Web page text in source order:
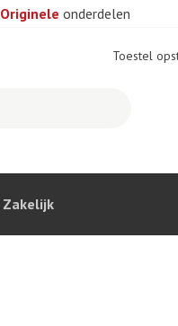
Originele onderdelen
Toestel
Zakelijk